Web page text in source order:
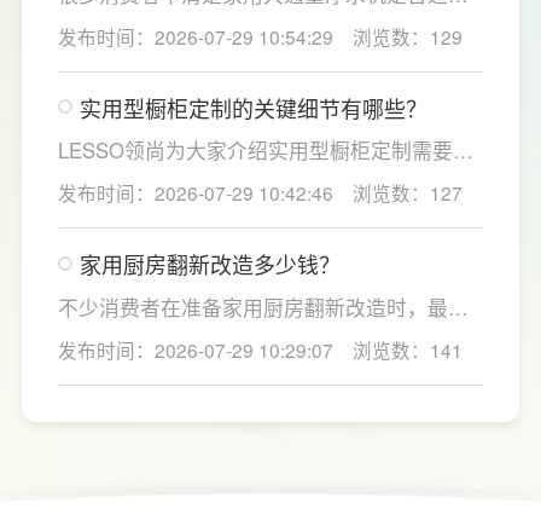
切换，不用反复烧水兑冷水，呵护宝宝娇嫩肠
胃。
自家户型，LESSO领尚建议，选购前一定要结
合家庭用水场景判断。家用大通量净水机更适
合常住人口多、用水需求大的家庭，比如三口
及以上之家，或是经常泡茶、冲奶、清洗果
蔬，需要持续大量净水的用户。小户型、单人
居住、日常用水量少的家庭，无需盲目追求超
大通量，避免功能过剩造成浪费。
发布时间：2026-07-29 10:54:29 浏览数：129
实用型橱柜定制的关键细节有哪些？
LESSO领尚为大家介绍实用型橱柜定制需要关
注的几个关键细节：实用型橱柜定制应结合厨
房面积和家庭烹饪习惯进行规划，合理划分
洗、切、炒动线，提升下厨效率；同时充分利
用吊柜、地柜、高柜等收纳空间，并配置抽屉
分区、拉篮、转角收纳等功能设计，提高空间
利用率。
发布时间：2026-07-29 10:42:46 浏览数：127
家用厨房翻新改造多少钱？
不少消费者在准备家用厨房翻新改造时，最关
心的问题莫过于“家用厨房翻新改造多少钱”，接
下来LESSO领尚为大家解答一下。事实上，厨
房改造费用并没有统一标准，通常会受到改造
范围、空间面积、材料品质、功能配置以及是
发布时间：2026-07-29 10:29:07 浏览数：141